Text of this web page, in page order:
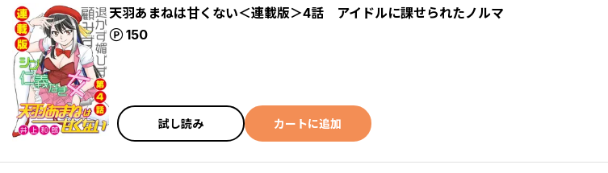
天羽あまねは甘くない＜連載版＞4話 アイドルに課せられたノルマ
150
ポイント
試し読み カートに追加